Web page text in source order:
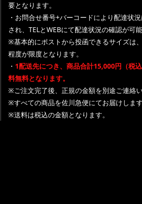
要となります。
・お問合せ番号+バーコードにより配達状
され、TELとWEBにて配達状況の確認が可能
※基本的にポストから投函できるサイズは
程度が限度となります。
・ 1配送先につき、商品合計15,000円（税
料無料となります。
※ご注文完了後、正規の金額を別途ご連絡い
※すべての商品を佐川急便にてお届けします
※送料は税込の金額となります。